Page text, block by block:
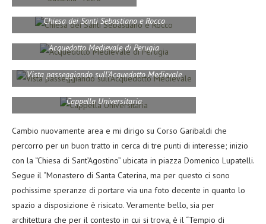
Chiesa dei Santi Sebastiano e Rocco
Acquedotto Medievale di Perugia
Vista passeggiando sull’Acquedotto Medievale
Cappella Universitaria
Cambio nuovamente area e mi dirigo su Corso Garibaldi che
percorro per un buon tratto in cerca di tre punti di interesse; inizio
con la “Chiesa di Sant’Agostino” ubicata in piazza Domenico Lupatelli.
Segue il “Monastero di Santa Caterina, ma per questo ci sono
pochissime speranze di portare via una foto decente in quanto lo
spazio a disposizione è risicato. Veramente bello, sia per
architettura che per il contesto in cui si trova, è il “Tempio di